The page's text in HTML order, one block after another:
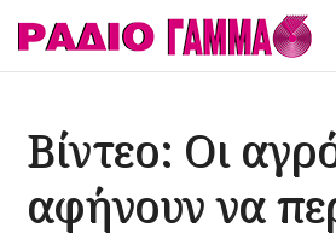
Βίντεο: Οι
αφήνουν να